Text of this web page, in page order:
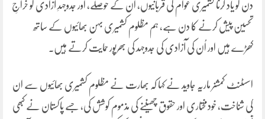
دن کو یاد کرنا کشمیری عوام کی قربانیوں، ان کے حوصلے، اور جدوجہدِ آزادی کو خراجِ
تحسین پیش کرنے کا دن ہے، ہم مظلوم کشمیری بہن بھائیوں کے ساتھ
کھڑے ہیں اور اُن کی آزادی کی جدوجہد کی بھرپور حمایت کرتے ہیں۔
اسسٹنٹ کمشنر ماریہ جاوید نے کہا کہ بھارت نے مظلوم کشمیری بھائیوں سے ان
کی شناخت، خودمختاری اور حقوق چھیننے کی مذموم کوشش کی، جسے پاکستان نے کبھی